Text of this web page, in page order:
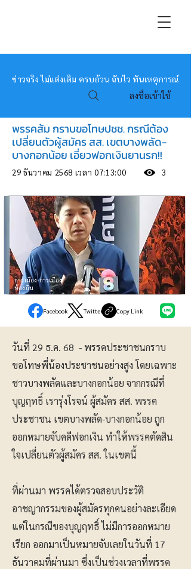
หมอข่าว
ข่าวจริง ไม่แต่งเติม ครบถ้วน ฉับไว ทันเหตุการณ์
ลงชื่อเข้าใช้
พรรคส้ม กราบขอโทษปชช. กรณีต้อง
เปลี่ยนตัวผู้สมัคร สส. เขตบางพลัด-
บางกอกน้อย เอี่ยวฟอกเงินยานรก!!
29 ธันวาคม 2568 เวลา 07:13:00 3
การเมือง-การเมือง
ท้องถิ่น
Facebook Twitter Copy Link
วันที่ 29 ธ.ค. 68 - พรรคประชาชนกราบ
ขอโทษพี่น้องประชาชนอย่างสูง โดยเฉพาะ
ชาวบางพลัดและบางกอกน้อย จากกรณีที่
บุญฤทธิ์ เรารุ่งโรจน์ ผู้สมัคร สส. พรรค
ประชาชน เขตบางพลัด-บางกอกน้อย ถูก
ออกหมายจับคดีฟอกเงิน ทำให้พรรคตัดสิน
ใจเปลี่ยนตัวผู้สมัคร สส. ในเขตนี้
ที่ผ่านมา พรรคได้ตรวจสอบประวัติ
อาชญากรรมของผู้สมัครทุกคนอย่างละเอียด
แต่ในกรณีของบุญฤทธิ์ ไม่มีการออกหมาย
เรียก ออกมาเป็นหมายจับเลยในวันที่ 17
ธันวาคมที่ผ่านมา ซึ่งเป็นช่วงเวลาที่พรรค